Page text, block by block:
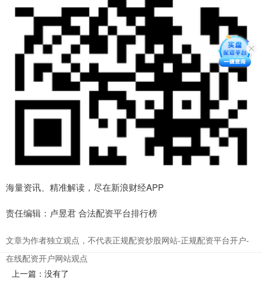
海量资讯、精准解读，尽在新浪财经APP
责任编辑：卢昱君 合法配资平台排行榜
文章为作者独立观点，不代表正规配资炒股网站-正规配资平台开户-
在线配资开户网站观点
上一篇：没有了